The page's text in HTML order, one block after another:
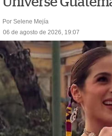
Por Selene Mejía
06 de agosto de 2026, 19:07